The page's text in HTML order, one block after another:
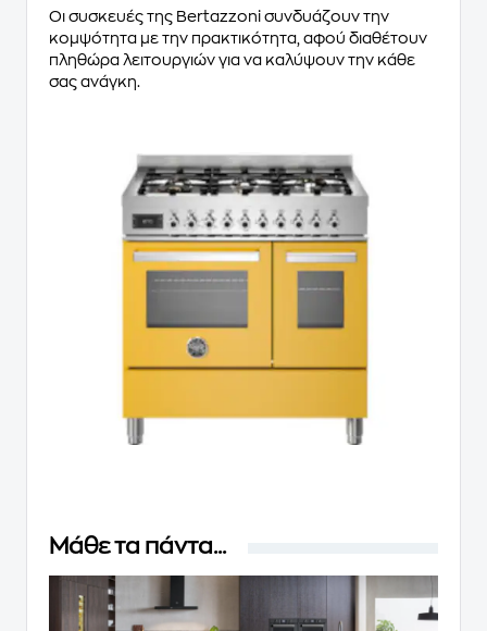
Οι συσκευές της Bertazzoni συνδυάζουν την
κομψότητα με την πρακτικότητα, αφού διαθέτουν
πληθώρα λειτουργιών για να καλύψουν την κάθε
σας ανάγκη.
Μάθε τα πάντα...